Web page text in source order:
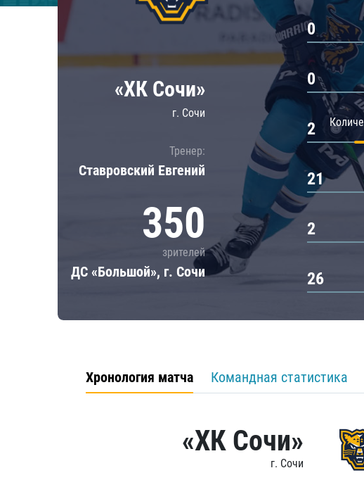
Локомотив
ЦСКА
Шанхайские Драконы
«ХК Сочи»
г. Сочи
Тренер:
Ставровский Евгений
350
зрителей
ДС «Большой», г. Сочи
0
0
2
21
2
26
Хронология матча Командная статистика
«ХК Сочи»
г. Сочи